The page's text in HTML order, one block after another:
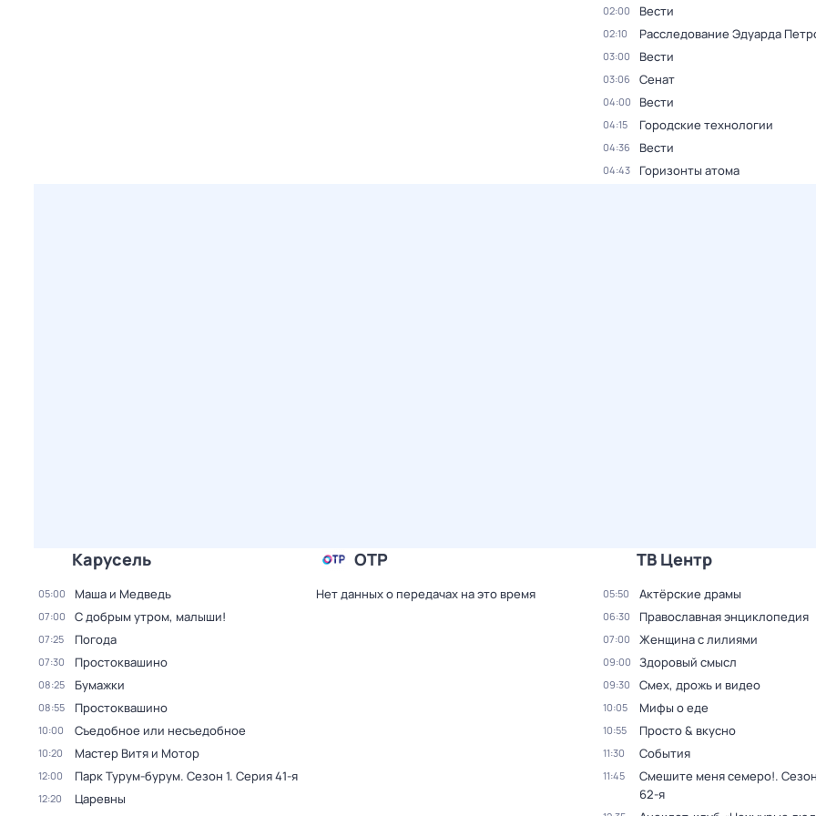
02:00 Вести
02:10 Расследование Эдуарда
03:00 Вести
03:06 Сенат
04:00 Вести
04:15 Городские технологии
04:36 Вести
04:43 Горизонты атома
Карусель
05:00 Маша и Медведь
07:00 С добрым утром, малыши!
07:25 Погода
07:30 Простоквашино
08:25 Бумажки
08:55 Простоквашино
10:00 Съедобное или несъедобное
10:20 Мастер Витя и Мотор
12:00 Парк Турум-бурум. Сезон 1. Серия 41-я
12:20 Царевны
ОТР
Нет данных о передачах на это время
ТВ Центр
05:50 Актёрские драмы
06:30 Православная энциклопедия
07:00 Женщина с лилиями
09:00 Здоровый смысл
09:30 Смех, дрожь и видео
10:05 Мифы о еде
10:55 Просто & вкусно
11:30 События
11:45 Смешите меня семеро!.
62-я